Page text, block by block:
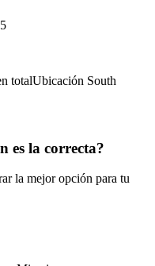
totalUbicación South
es la correcta?
la mejor opción para tu